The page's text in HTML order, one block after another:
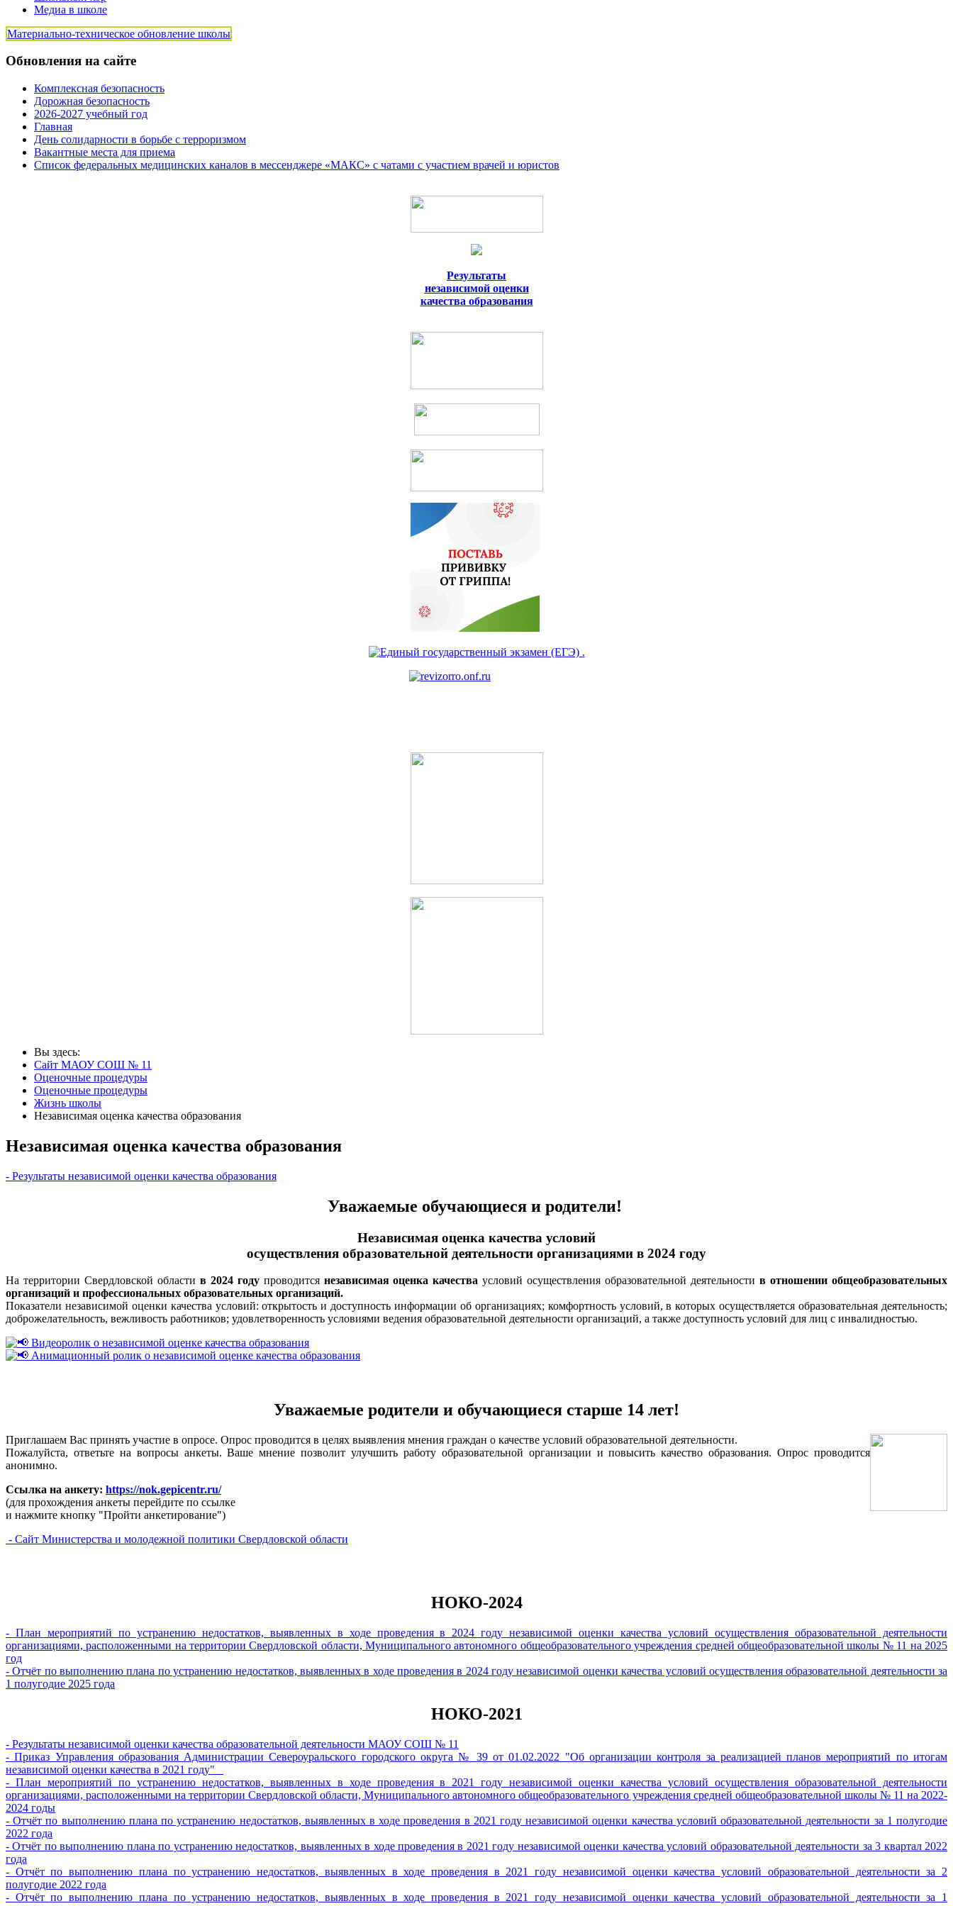
Медиа в школе
Материально-техническое обновление школы
Обновления на сайте
Комплексная безопасность
Дорожная безопасность
2026-2027 учебный год
Главная
День солидарности в борьбе с терроризмом
Вакантные места для приема
Список федеральных медицинских каналов в мессенджере «МАКС» с чатами с участием врачей и юристов
Результаты
независимой оценки
качества образования
Вы здесь:
Сайт МАОУ СОШ № 11
Оценочные процедуры
Оценочные процедуры
Жизнь школы
Независимая оценка качества образования
Независимая оценка качества образования
- Результаты независимой оценки качества образования
Уважаемые обучающиеся и родители!
Независимая оценка качества условий
осуществления образовательной деятельности организациями в 2024 году
На территории Свердловской области в 2024 году проводится независимая оценка качестваусловий осуществления образовательной деятельности в отношении общеобразовательных
организаций и профессиональных образовательных организаций.
Показатели независимой оценки качества условий: открытость и доступность информации об организациях; комфортность условий, в которых осуществляется образовательная деятельность;
доброжелательность, вежливость работников; удовлетворенность условиями ведения образовательной деятельности организаций, а также доступность условий для лиц с инвалидностью.
Видеоролик о независимой оценке качества образования
Анимационный ролик о независимой оценке качества образования
Уважаемые родители и обучающиеся старше 14 лет!
Приглашаем Вас принять участие в опросе. Опрос проводится в целях выявления мнения граждан о качестве условий образовательной деятельности.
Пожалуйста, ответьте на вопросы анкеты. Ваше мнение позволит улучшить работу образовательной организации и повысить качество образования. Опрос проводится
анонимно.
Ссылка на анкету: https://nok.gepicentr.ru/
(для прохождения анкеты перейдите по ссылке
и нажмите кнопку "Пройти анкетирование")
- Сайт Министерства и молодежной политики Свердловской области
НОКО-2024
- План мероприятий по устранению недостатков, выявленных в ходе проведения в 2024 году независимой оценки качества условий осуществления образовательной деятельности
организациями, расположенными на территории Свердловской области, Муниципального автономного общеобразовательного учреждения средней общеобразовательной школы № 11 на 2025
год
- Отчёт по выполнению плана по устранению недостатков, выявленных в ходе проведения в 2024 году независимой оценки качества условий осуществления образовательной деятельности за
1 полугодие 2025 года
НОКО-2021
- Результаты независимой оценки качества образовательной деятельности МАОУ СОШ № 11
- Приказ Управления образования Администрации Североуральского городского округа № 39 от 01.02.2022 "Об организации контроля за реализацией планов мероприятий по итогам
независимой оценки качества в 2021 году"
- План мероприятий по устранению недостатков, выявленных в ходе проведения в 2021 году независимой оценки качества условий осуществления образовательной деятельности
организациями, расположенными на территории Свердловской области, Муниципального автономного общеобразовательного учреждения средней общеобразовательной школы № 11 на 2022-
2024 годы
- Отчёт по выполнению плана по устранению недостатков, выявленных в ходе проведения в 2021 году независимой оценки качества условий образовательной деятельности за 1 полугодие
2022 года
- Отчёт по выполнению плана по устранению недостатков, выявленных в ходе проведения в 2021 году независимой оценки качества условий образовательной деятельности за 3 квартал 2022
года
- Отчёт по выполнению плана по устранению недостатков, выявленных в ходе проведения в 2021 году независимой оценки качества условий образовательной деятельности за 2
полугодие 2022 года
- Отчёт по выполнению плана по устранению недостатков, выявленных в ходе проведения в 2021 году независимой оценки качества условий образовательной деятельности за 1